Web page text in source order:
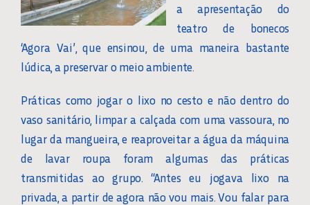
a apresentação do
teatro de bonecos
‘Agora Vai’, que ensinou, de uma maneira bastante
lúdica, a preservar o meio ambiente.
Práticas como jogar o lixo no cesto e não dentro do
vaso sanitário, limpar a calçada com uma vassoura, no
lugar da mangueira, e reaproveitar a água da máquina
de lavar roupa foram algumas das práticas
transmitidas ao grupo. “Antes eu jogava lixo na
privada, a partir de agora não vou mais. Vou falar para